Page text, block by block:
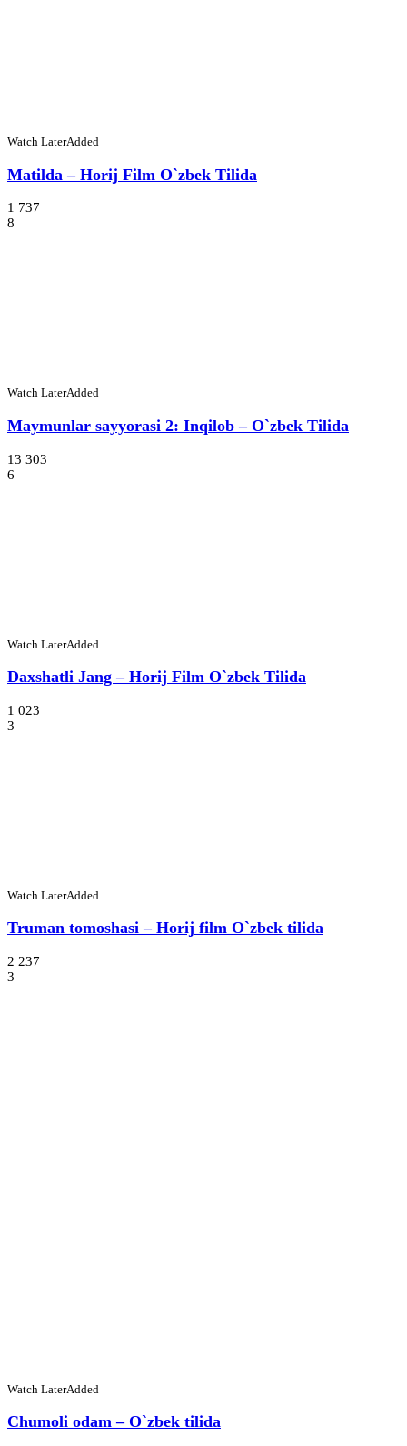
Watch LaterAdded
Matilda – Horij Film O`zbek Tilida
1 737
8
Watch LaterAdded
Maymunlar sayyorasi 2: Inqilob – O`zbek Tilida
13 303
6
Watch LaterAdded
Daxshatli Jang – Horij Film O`zbek Tilida
1 023
3
Watch LaterAdded
Truman tomoshasi – Horij film O`zbek tilida
2 237
3
Watch LaterAdded
Chumoli odam – O`zbek tilida